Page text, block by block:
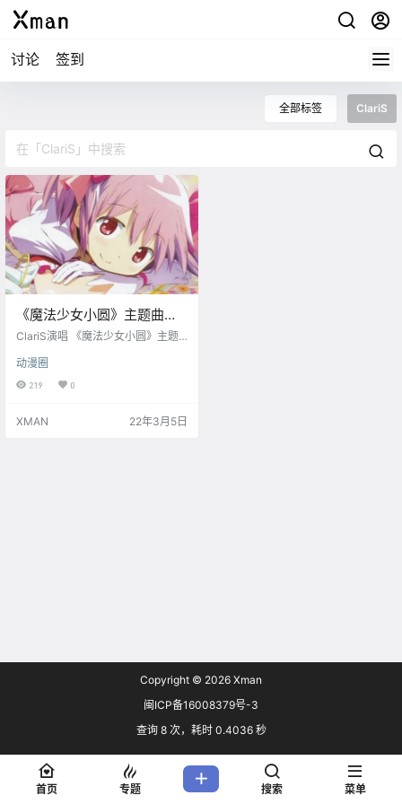
讨论 签到
全部标签 ClariS
《魔法少女小圆》主题曲
「Connect」重制版MV公开
ClariS演唱 《魔法少女小圆》主题
mare- 重制版MV公开！
动漫圈
219 0
XMAN 22年3月5日
Copyright © 2026 Xman
闽ICP备16008379号-3
查询 8 次，耗时 0.4036 秒
首页 专题 搜索 菜单